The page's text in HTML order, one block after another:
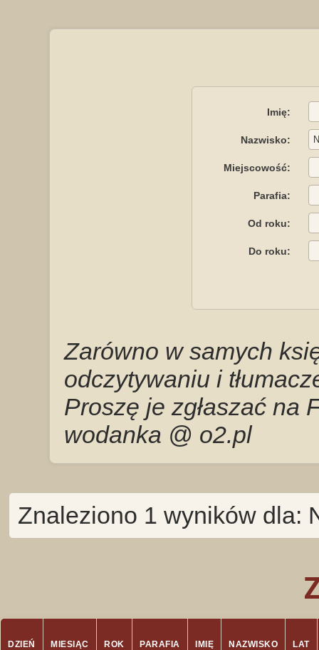
Imię:
Nazwisko:
Miejscowość:
Parafia:
Od roku:
Do roku:
Zarówno w samych
odczytywaniu i
Proszę je zgłaszać na
wodanka @ o2.pl
Znaleziono 1 wyników dla:
DZIEŃ MIESIĄC ROK PARAFIA IMIĘ NAZWISKO LAT